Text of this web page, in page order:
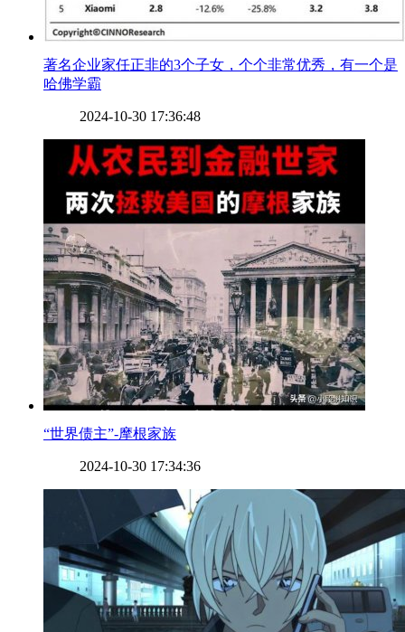
​著名企业家任正非的3个子女，个个非常优秀，有一个是
哈佛学霸
2024-10-30 17:36:48
​“世界债主”-摩根家族
2024-10-30 17:34:36